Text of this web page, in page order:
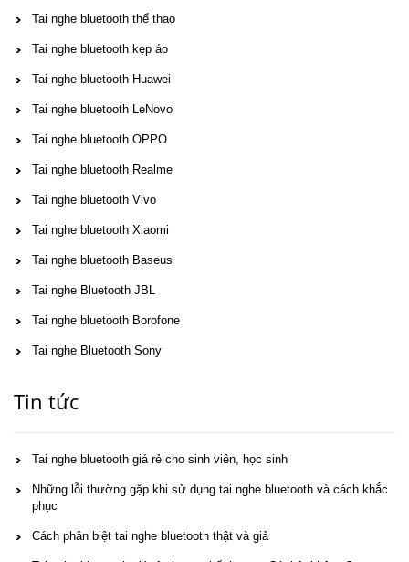
Tai nghe bluetooth thể thao
Tai nghe bluetooth kẹp áo
Tai nghe bluetooth Huawei
Tai nghe bluetooth LeNovo
Tai nghe bluetooth OPPO
Tai nghe bluetooth Realme
Tai nghe bluetooth Vivo
Tai nghe bluetooth Xiaomi
Tai nghe bluetooth Baseus
Tai nghe Bluetooth JBL
Tai nghe bluetooth Borofone
Tai nghe Bluetooth Sony
Tin tức
Tai nghe bluetooth giá rẻ cho sinh viên, học sinh
Những lỗi thường gặp khi sử dụng tai nghe bluetooth và cách khắc
phục
Cách phân biệt tai nghe bluetooth thật và giả